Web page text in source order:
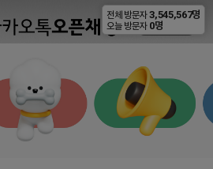
비공개
전체 방문자 3,545,567명
오늘 방문자 0명